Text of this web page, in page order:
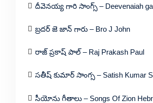
దీవెనయ్య గారి సాంగ్స్ – Deevenaiah
బ్రదర్ జె జాన్ గారు – Bro J John
రాజ్ ప్రకాష్ పాల్ – Raj Prakash Paul
సతీష్ కుమార్ సాంగ్స – Satish Kumar
సీయోను గీతాలు – Songs Of Zion